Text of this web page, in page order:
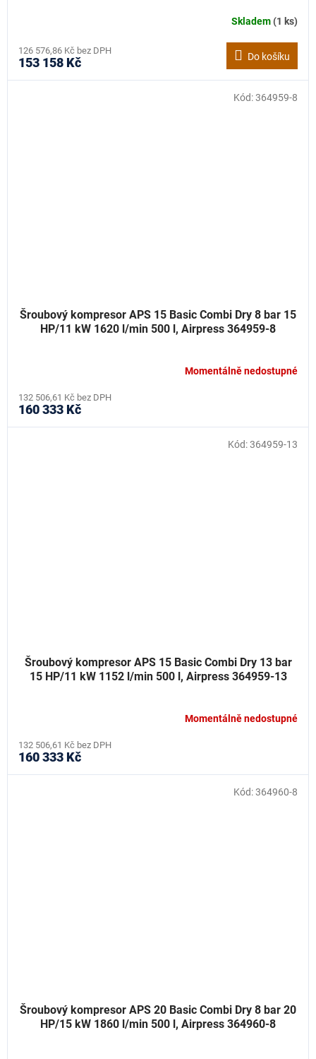
Skladem(1 ks)
126 576,86 Kč bez DPH
153 158 Kč Do košíku
Šroubový kompresor APS 15 Basic Combi Dry 8 bar 15
HP/11 kW 1620 l/min 500 l, Airpress 364959-8
Momentálně nedostupné
132 506,61 Kč bez DPH
160 333 Kč
Kód:364959-8
Šroubový kompresor APS 15 Basic Combi Dry 13 bar
15 HP/11 kW 1152 l/min 500 l, Airpress 364959-13
Momentálně nedostupné
132 506,61 Kč bez DPH
160 333 Kč
Kód:364959-13
Šroubový kompresor APS 20 Basic Combi Dry 8 bar 20
HP/15 kW 1860 l/min 500 l, Airpress 364960-8
Kód:364960-8